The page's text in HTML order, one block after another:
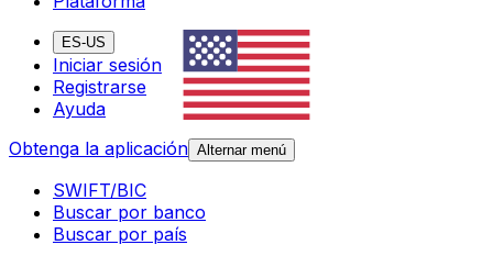
ES-US
Iniciar sesión
Registrarse
Ayuda
Obtenga la aplicación Alternar menú
SWIFT/BIC
Buscar por banco
Buscar por país